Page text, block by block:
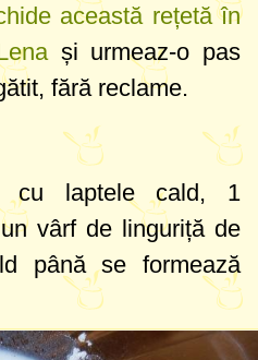
această rețetă în
și urmeaz-o pas
fără reclame.
cu laptele cald, 1
vârf de linguriță de
până se formează